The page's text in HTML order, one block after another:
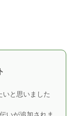
いと思いました